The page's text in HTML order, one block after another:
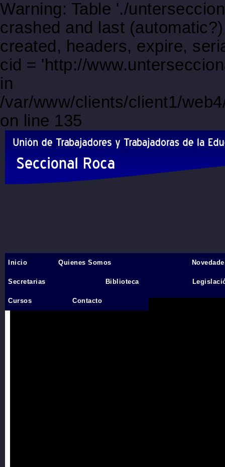
Warning: Table './
crashed and last
created, headers, expire,
cid = 'http://
in
/var/www/clients/client1/
on line 135
Inicio
Inicio Quienes Somos
Secretarias Biblioteca
Cursos Contacto